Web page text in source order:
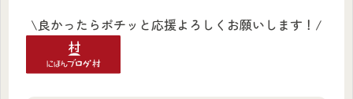
\良かったらポチッと応援よろしくお願いします！/